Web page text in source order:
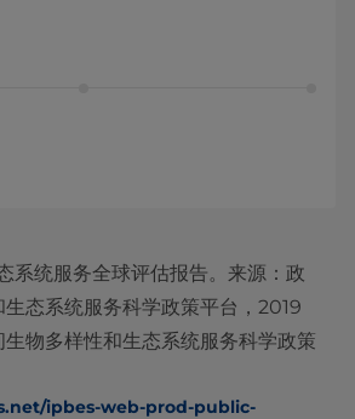
系统服务全球评估报告。来源：政
生态系统服务科学政策平台，2019
物多样性和生态系统服务科学政策
ipbes-web-prod-public-